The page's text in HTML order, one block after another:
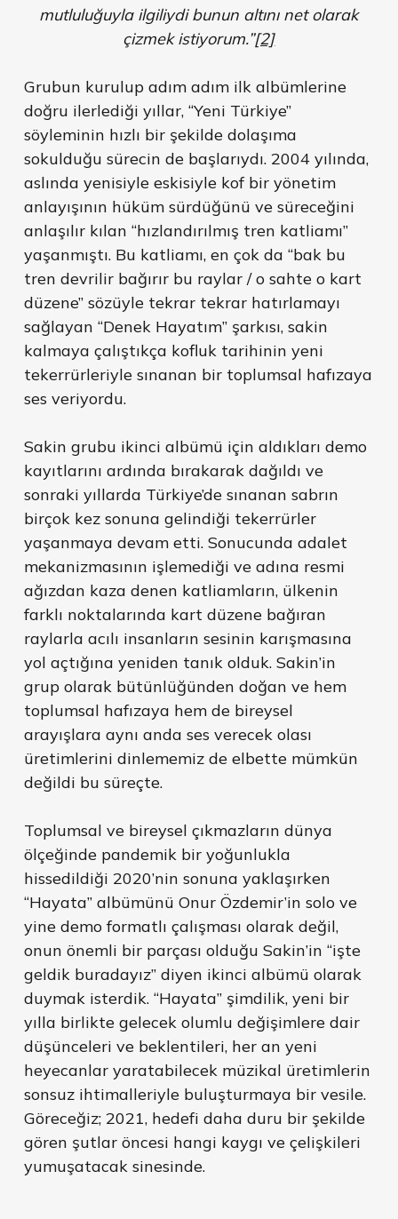
mutluluğuyla ilgiliydi bunun altını net olarak
çizmek istiyorum.”[2]
Grubun kurulup adım adım ilk albümlerine
doğru ilerlediği yıllar, “Yeni Türkiye”
söyleminin hızlı bir şekilde dolaşıma
sokulduğu sürecin de başlarıydı. 2004 yılında,
aslında yenisiyle eskisiyle kof bir yönetim
anlayışının hüküm sürdüğünü ve süreceğini
anlaşılır kılan “hızlandırılmış tren katliamı”
yaşanmıştı. Bu katliamı, en çok da “bak bu
tren devrilir bağırır bu raylar / o sahte o kart
düzene” sözüyle tekrar tekrar hatırlamayı
sağlayan “Denek Hayatım” şarkısı, sakin
kalmaya çalıştıkça kofluk tarihinin yeni
tekerrürleriyle sınanan bir toplumsal hafızaya
ses veriyordu.
Sakin grubu ikinci albümü için aldıkları demo
kayıtlarını ardında bırakarak dağıldı ve
sonraki yıllarda Türkiye’de sınanan sabrın
birçok kez sonuna gelindiği tekerrürler
yaşanmaya devam etti. Sonucunda adalet
mekanizmasının işlemediği ve adına resmi
ağızdan kaza denen katliamların, ülkenin
farklı noktalarında kart düzene bağıran
raylarla acılı insanların sesinin karışmasına
yol açtığına yeniden tanık olduk. Sakin’in
grup olarak bütünlüğünden doğan ve hem
toplumsal hafızaya hem de bireysel
arayışlara aynı anda ses verecek olası
üretimlerini dinlememiz de elbette mümkün
değildi bu süreçte.
Toplumsal ve bireysel çıkmazların dünya
ölçeğinde pandemik bir yoğunlukla
hissedildiği 2020’nin sonuna yaklaşırken
“Hayata” albümünü Onur Özdemir’in solo ve
yine demo formatlı çalışması olarak değil,
onun önemli bir parçası olduğu Sakin’in “işte
geldik buradayız” diyen ikinci albümü olarak
duymak isterdik. “Hayata” şimdilik, yeni bir
yılla birlikte gelecek olumlu değişimlere dair
düşünceleri ve beklentileri, her an yeni
heyecanlar yaratabilecek müzikal üretimlerin
sonsuz ihtimalleriyle buluşturmaya bir vesile.
Göreceğiz; 2021, hedefi daha duru bir şekilde
gören şutlar öncesi hangi kaygı ve çelişkileri
yumuşatacak sinesinde.